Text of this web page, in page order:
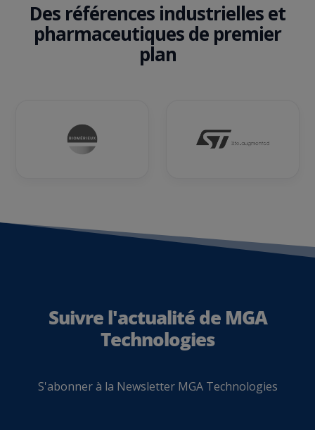
Des références industrielles et
pharmaceutiques de premier
plan
Suivre l'actualité de MGA
Technologies
S'abonner à la Newsletter MGA Technologies